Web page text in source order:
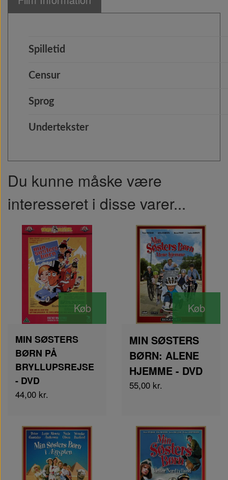
Spilletid
Censur
Sprog
Undertekster
Du kunne måske være
interesseret i disse varer...
Køb
MIN SØSTERS
BØRN PÅ
BRYLLUPSREJSE
- DVD
44,00 kr.
Køb
MIN SØSTERS
BØRN: ALENE
HJEMME - DVD
55,00 kr.